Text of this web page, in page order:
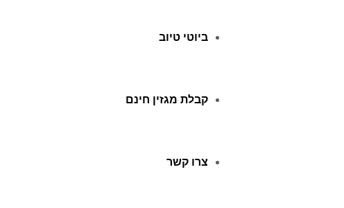
ביוטי טיוב
קבלת מגזין חינם
צרו קשר